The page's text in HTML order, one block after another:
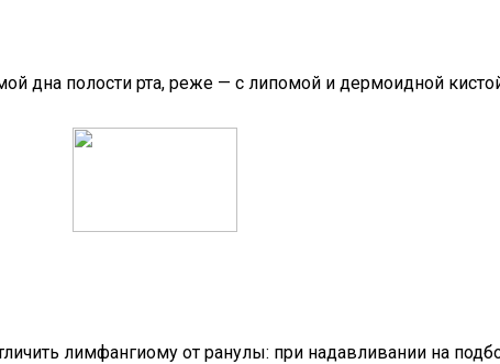
дна полости рта, реже — с липомой и дермоидной
лимфангиому от ранулы: при надавливании на